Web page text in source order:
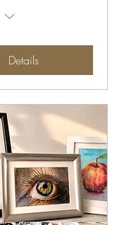
Details